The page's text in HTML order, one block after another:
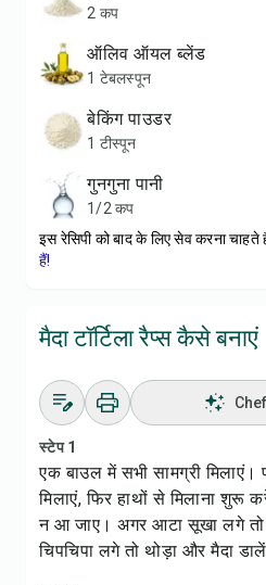
2 कप
ऑलिव ऑयल ब्लेंड
1 टेबलस्पून
बेकिंग पाउडर
1 टीस्पून
गुनगुना पानी
1/2 कप
इस रेसिपी को बाद के लिए सेव करना चाहते
हैं!
मैदा टॉर्टिला रैप्स कैसे बनाएं
स्टेप 1
एक बाउल में सभी सामग्री
मिलाएं, फिर हाथों से मिलाना
न आ जाए। अगर आटा सूखा लगे तो
चिपचिपा लगे तो थोड़ा और मैदा